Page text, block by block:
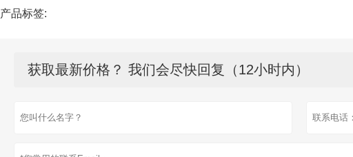
产品标签:
获取最新价格？ 我们会尽快回复（12小时内）